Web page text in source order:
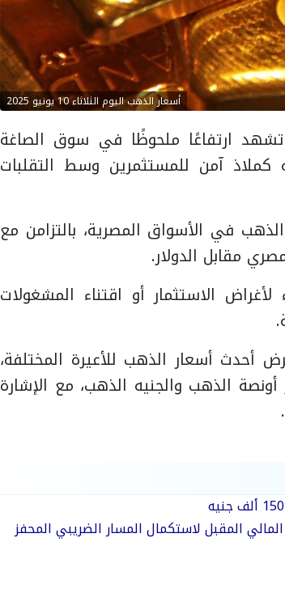
أسعار الذهب اليوم الثلاثاء 10 يونيو 2025
الثلاثاء 10 يونيو 2025 تشهد ارتفاعًا ملحوظًا في سوق الصاغة
كملاذ آمن للمستثمرين وسط التقلبات
في الأسواق المصرية، بالتزامن مع
مقابل الدولار.
الاستثمار أو اقتناء المشغولات
أحدث أسعار الذهب للأعيرة المختلفة،
إلى جانب سعر أونصة الذهب والجنيه الذهب، مع الإشارة
المقبل لاستكمال المسار الضريبي المحفز